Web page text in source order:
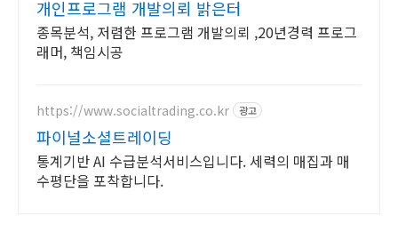
개인프로그램 개발의뢰 밝은터
종목분석, 저렴한 프로그램 개발의뢰 ,20년경력 프로그
래머, 책임시공
https://www.socialtrading.co.kr 광고
파이널소셜트레이딩
통계기반 AI 수급분석서비스입니다. 세력의 매집과 매
수평단을 포착합니다.